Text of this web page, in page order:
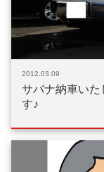
2012.03.09
サバナ納車いた
す♪